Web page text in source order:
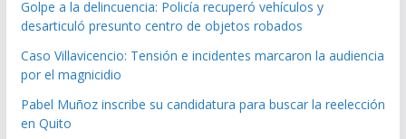
Golpe a la delincuencia: Policía recuperó vehículos y
desarticuló presunto centro de objetos robados
Caso Villavicencio: Tensión e incidentes marcaron la audiencia
por el magnicidio
Pabel Muñoz inscribe su candidatura para buscar la reelección
en Quito